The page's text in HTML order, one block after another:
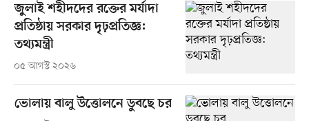
জুলাই শহীদদের রক্তের মর্যাদা
প্রতিষ্ঠায় সরকার দৃঢ়প্রতিজ্ঞ:
তথ্যমন্ত্রী
০৫ আগস্ট ২০২৬
ভোলায় বালু উত্তোলনে ডুবছে চর